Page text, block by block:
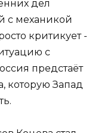
дел
с механикой
критикует -
с
предстаёт
которую Запад